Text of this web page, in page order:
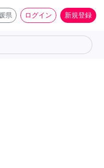
県 ログイン 新規登録